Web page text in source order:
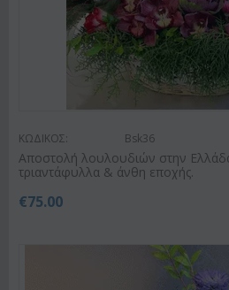
ΚΩΔΙΚΟΣ: Bsk36
Αποστολή λουλουδιών στην
τριαντάφυλλα & άνθη εποχής.
€75.00